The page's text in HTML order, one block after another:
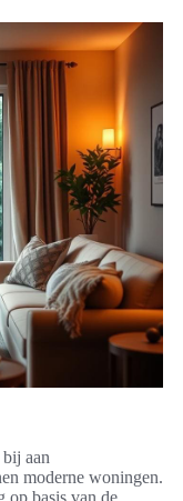
aan
moderne woningen.